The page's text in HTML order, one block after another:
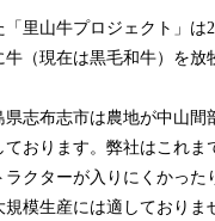
里山牛プロジェクト」
（現在は黒毛和牛）を放
志布志市は農地が中山
おります。弊社はこれ
クターが入りにくかっ
模生産には適しており